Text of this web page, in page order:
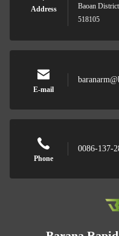
Address
Baoan
518105
E-mail
Phone
0086-137-